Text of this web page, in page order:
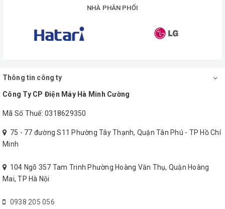
NHÀ PHÂN PHỐI
Thông tin công ty
Công Ty CP Điện Máy Hà Minh Cường
Mã Số Thuế: 0318629350
75 - 77 đường S11 Phường Tây Thạnh, Quận Tân Phú - TP Hồ Chí
Minh
104 Ngõ 357 Tam Trinh Phường Hoàng Văn Thụ, Quận Hoàng
Mai, TP Hà Nội
0938 205 056